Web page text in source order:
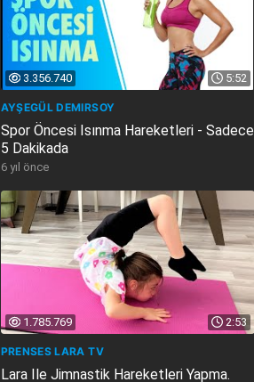
5:52
3.356.740
AYŞEGÜL DEMIRSOY
Spor Öncesi Isınma Hareketleri - Sadece
5 Dakikada
6 yıl önce
2:53
1.785.769
PRENSES LARA TV
Lara Ile Jimnastik Hareketleri Yapma.